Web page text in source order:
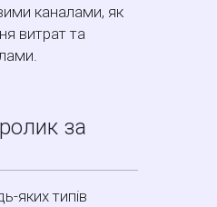
каналами, як
витрат та
за
яких типів